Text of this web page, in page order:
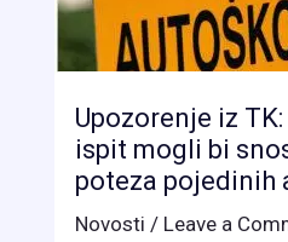
Upozorenje iz
ispit mogli bi
poteza pojedinih
Novosti / Leave a